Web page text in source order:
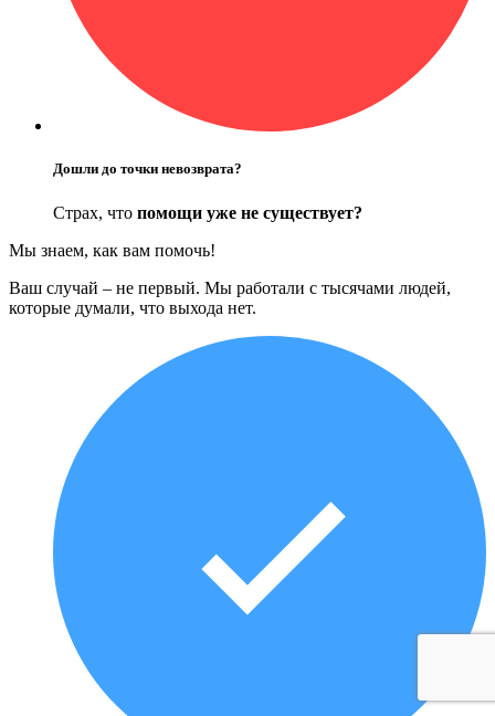
Дошли до точки невозврата?
Страх, что помощи уже не существует?
Мы знаем, как вам помочь!
Ваш случай – не первый. Мы работали с тысячами людей,
которые думали, что выхода нет.